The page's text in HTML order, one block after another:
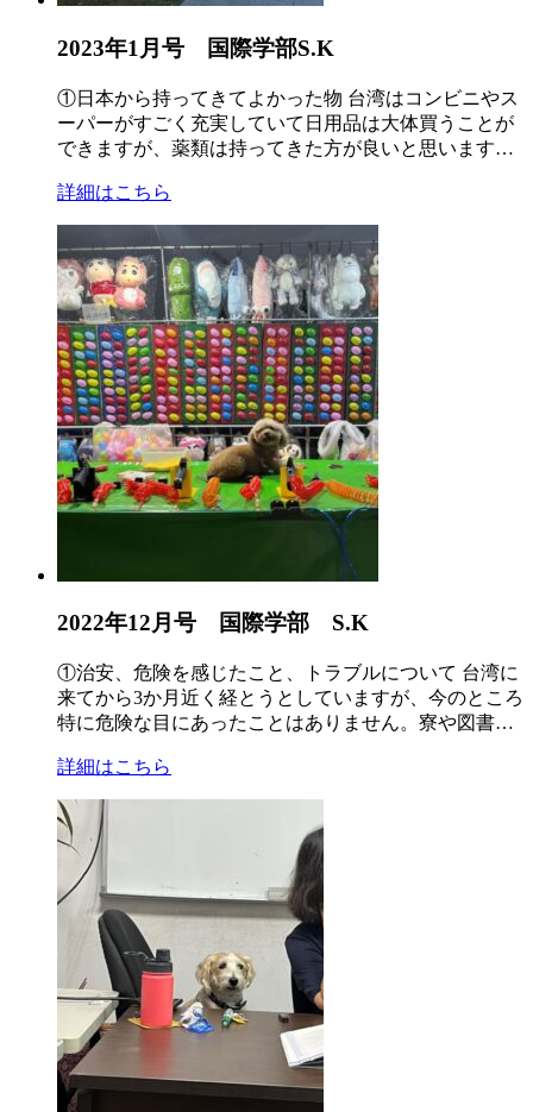
2023年1月号 国際学部S.K
①日本から持ってきてよかった物 台湾はコンビニやス
ーパーがすごく充実していて日用品は大体買うことが
できますが、薬類は持ってきた方が良いと思います…
詳細はこちら
2022年12月号 国際学部 S.K
①治安、危険を感じたこと、トラブルについて 台湾に
来てから3か月近く経とうとしていますが、今のところ
特に危険な目にあったことはありません。寮や図書…
詳細はこちら